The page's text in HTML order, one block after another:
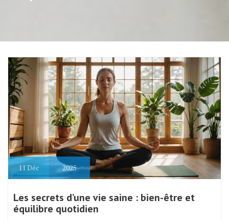
11Déc 2025
Les secrets d’une vie saine : bien-être et
équilibre quotidien